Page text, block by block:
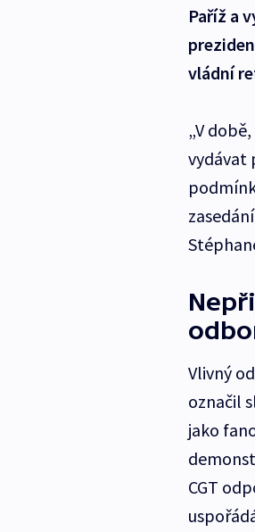
Paříž a
vládní
„V
vydávat
Vlivný
označil
jako
CGT